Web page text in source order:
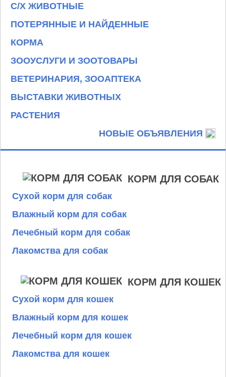
С/Х ЖИВОТНЫЕ
ПОТЕРЯННЫЕ И НАЙДЕННЫЕ
КОРМА
ЗООУСЛУГИ И ЗООТОВАРЫ
ВЕТЕРИНАРИЯ, ЗООАПТЕКА
ВЫСТАВКИ ЖИВОТНЫХ
РАСТЕНИЯ
НОВЫЕ ОБЪЯВЛЕНИЯ
КОРМ ДЛЯ СОБАК
Сухой корм для собак
Влажный корм для собак
Лечебный корм для собак
Лакомства для собак
КОРМ ДЛЯ КОШЕК
Сухой корм для кошек
Влажный корм для кошек
Лечебный корм для кошек
Лакомства для кошек